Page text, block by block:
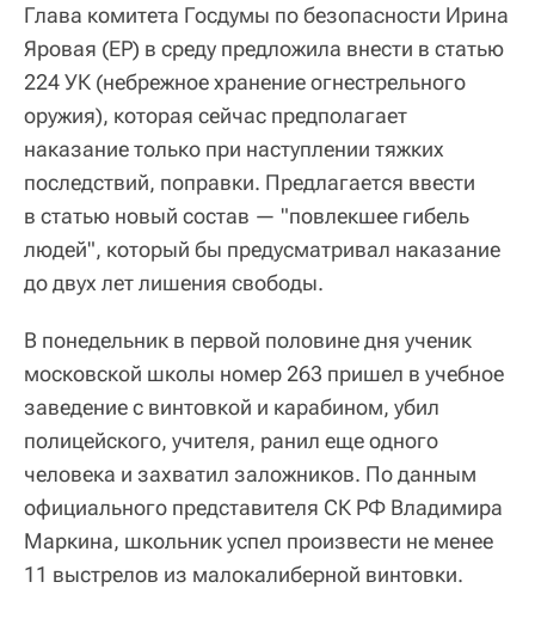
Глава комитета Госдумы по безопасности Ирина
Яровая (ЕР) в среду предложила внести в статью
224 УК (небрежное хранение огнестрельного
оружия), которая сейчас предполагает
наказание только при наступлении тяжких
последствий, поправки. Предлагается ввести
в статью новый состав — "повлекшее гибель
людей", который бы предусматривал наказание
до двух лет лишения свободы.
В понедельник в первой половине дня ученик
московской школы номер 263 пришел в учебное
заведение с винтовкой и карабином, убил
полицейского, учителя, ранил еще одного
человека и захватил заложников. По данным
официального представителя СК РФ Владимира
Маркина, школьник успел произвести не менее
11 выстрелов из малокалиберной винтовки.